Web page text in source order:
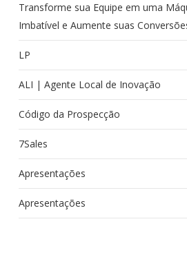
Transforme sua Equipe em uma
Imbatível e Aumente suas
LP
ALI | Agente Local de Inovação
Código da Prospecção
7Sales
Apresentações
Apresentações